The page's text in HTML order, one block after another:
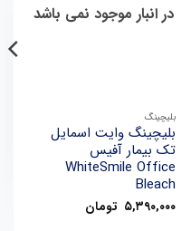
مندی
ها
در انبار موجود نمی باشد
بلیچینگ
بلیچینگ وایت اسمایل
تک بیمار آفیس
WhiteSmile Office
Bleach
۵,۳۹۰,۰۰۰ تومان